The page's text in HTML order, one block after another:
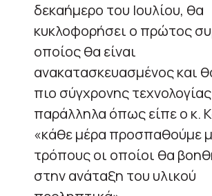
δεκαήμερο του Ιουλίου, θα
κυκλοφορήσει ο πρώτος
οποίος θα είναι
ανακατασκευασμένος και
πιο σύγχρονης
παράλληλα όπως είπε ο κ.
«κάθε μέρα προσπαθούμε
τρόπους οι οποίοι θα
στην ανάταξη του υλικού